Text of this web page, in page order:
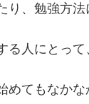
り、勉強方
る人にとっ
めてもなか